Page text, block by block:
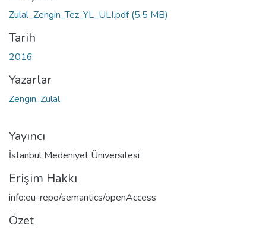
Zulal_Zengin_Tez_YL_ULI.pdf(5.5 MB)
Tarih
2016
Yazarlar
Zengin, Zülal
Yayıncı
İstanbul Medeniyet Üniversitesi
Erişim Hakkı
info:eu-repo/semantics/openAccess
Özet